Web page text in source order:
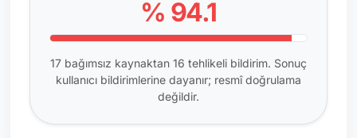
% 94.1
17 bağımsız kaynaktan 16 tehlikeli bildirim. Sonuç
kullanıcı bildirimlerine dayanır; resmî doğrulama
değildir.